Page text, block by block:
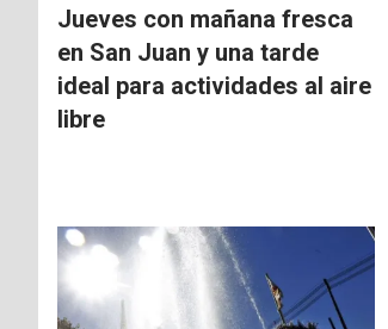
Jueves con mañana fresca
en San Juan y una tarde
ideal para actividades al aire
libre